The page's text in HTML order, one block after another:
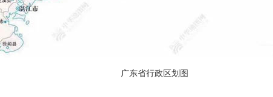
广东省行政区划图